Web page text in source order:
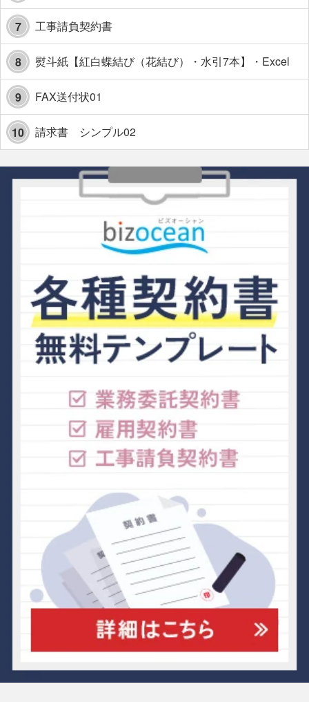
7 工事請負契約書
8 熨斗紙【紅白蝶結び（花結び）・水引7本】・Excel
9 FAX送付状01
10 請求書 シンプル02